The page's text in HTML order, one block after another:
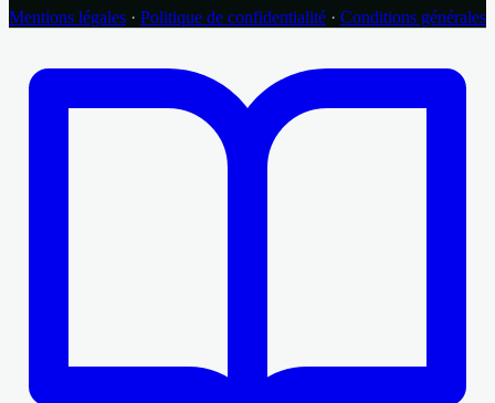
Mentions légales · Politique de confidentialité · Conditions générales